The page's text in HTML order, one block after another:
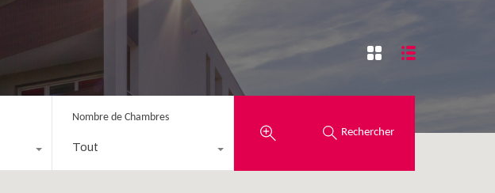
Nombre de Chambres
Tout
Rechercher